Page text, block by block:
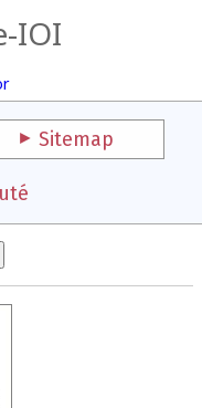
IOI
Sitemap